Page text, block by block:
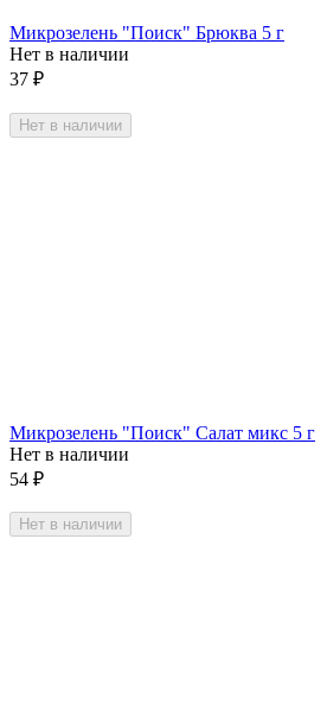
Микрозелень "Поиск" Брюква 5 г
Нет в наличии
37 ₽
Нет в наличии
Микрозелень "Поиск" Салат микс 5 г
Нет в наличии
54 ₽
Нет в наличии